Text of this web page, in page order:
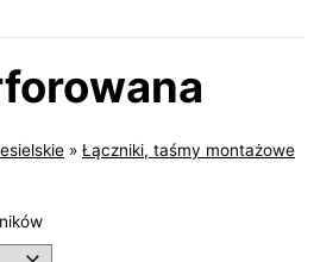
» Łączniki, taśmy montażowe